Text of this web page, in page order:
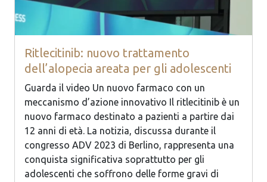
Ritlecitinib: nuovo trattamento
dell’alopecia areata per gli adolescenti
Guarda il video Un nuovo farmaco con un
meccanismo d’azione innovativo Il ritlecitinib è un
nuovo farmaco destinato a pazienti a partire dai
12 anni di età. La notizia, discussa durante il
congresso ADV 2023 di Berlino, rappresenta una
conquista significativa soprattutto per gli
adolescenti che soffrono delle forme gravi di